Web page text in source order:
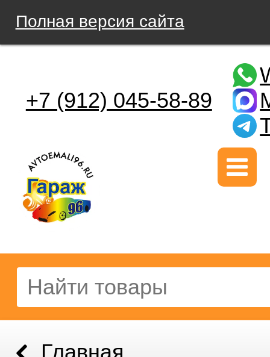
Полная версия сайта
+7 (912) 045-58-89
Главная